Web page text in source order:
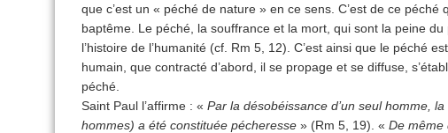
que c’est un « péché de nature » en ce sens. C’est de ce péché
baptême. Le péché, la souffrance et la mort, qui sont la peine
l’histoire de l’humanité (cf. Rm 5, 12). C’est ainsi que le péché
humain, que contracté d’abord, il se propage et se diffuse,
péché.
Saint Paul l’affirme : « Par la désobéissance d’un seul homme,
hommes) a été constituée pécheresse » (Rm 5, 19). « De même